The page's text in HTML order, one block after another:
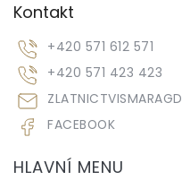
Kontakt
ZLATNICTVISMARAGD
+420 571 612 571
+420 571 423 423
FACEBOOK
HLAVNÍ MENU